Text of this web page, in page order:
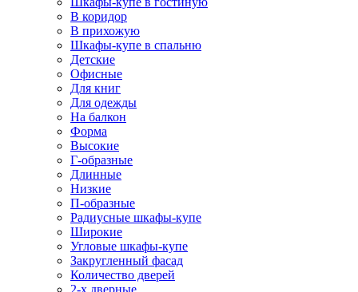
В коридор
В прихожую
Шкафы-купе в спальню
Детские
Офисные
Для книг
Для одежды
На балкон
Форма
Высокие
Г-образные
Длинные
Низкие
П-образные
Радиусные шкафы-купе
Широкие
Угловые шкафы-купе
Закругленный фасад
Количество дверей
2-х дверные